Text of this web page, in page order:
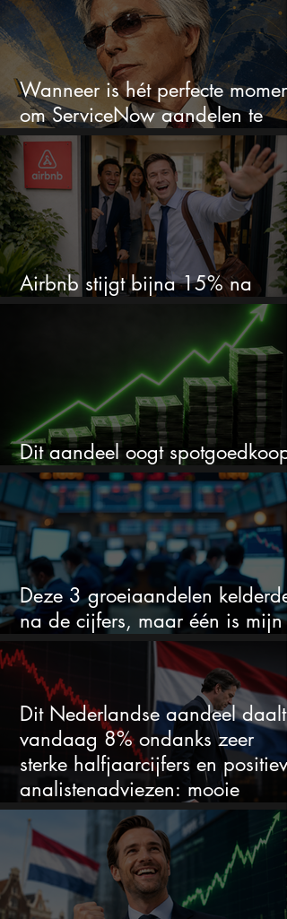
Wanneer is hét perfecte moment
om ServiceNow aandelen te
kopen?
Airbnb stijgt bijna 15% na
cijfers: vooral dit AI-cijfer valt op
Dit aandeel oogt spotgoedkoop
voor hoeveel het kan stijgen
Deze 3 groeiaandelen
na de cijfers, maar één is mijn
duidelijke favoriet
Dit Nederlandse aandeel daalt
vandaag 8% ondanks zeer
sterke halfjaarcijfers en positieve
analistenadviezen: mooie
koopkans?